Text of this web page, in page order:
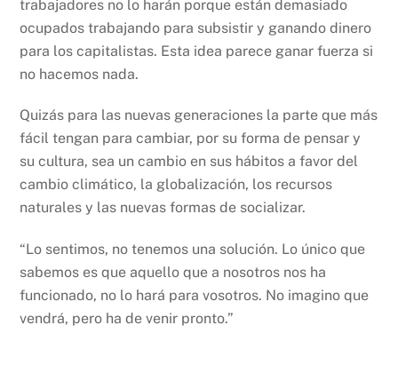
trabajadores no lo harán porque están demasiado
ocupados trabajando para subsistir y ganando dinero
para los capitalistas. Esta idea parece ganar fuerza si
no hacemos nada.
Quizás para las nuevas generaciones la parte que más
fácil tengan para cambiar, por su forma de pensar y
su cultura, sea un cambio en sus hábitos a favor del
cambio climático, la globalización, los recursos
naturales y las nuevas formas de socializar.
“Lo sentimos, no tenemos una solución. Lo único que
sabemos es que aquello que a nosotros nos ha
funcionado, no lo hará para vosotros. No imagino que
vendrá, pero ha de venir pronto.”